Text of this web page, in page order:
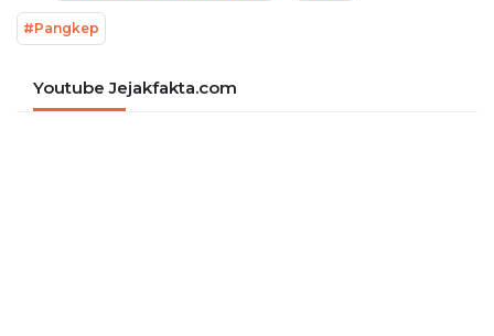
#Pangkep
Youtube Jejakfakta.com